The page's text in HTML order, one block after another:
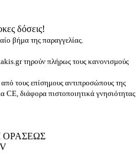
δόσεις!
βήμα της παραγγελίας.
τηρούν πλήρως τους κανονισμούς
τους επίσημους αντιπροσώπους της
CE, διάφορα πιστοποιητικά γνησιότητας
ΟΡΑΣΕΩΣ